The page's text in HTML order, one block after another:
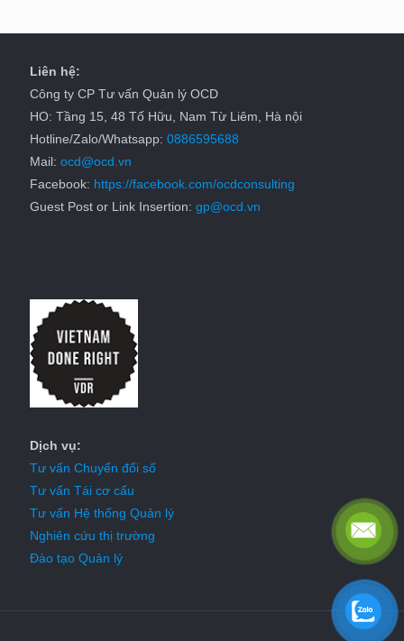
Liên hệ:
Công ty CP Tư vấn Quản lý OCD
HO: Tầng 15, 48 Tố Hữu, Nam Từ Liêm, Hà nội
Hotline/Zalo/Whatsapp: 0886595688
Mail: ocd@ocd.vn
Facebook: https://facebook.com/ocdconsulting
Guest Post or Link Insertion: gp@ocd.vn
Dịch vụ:
Tư vấn Chuyển đổi số
Tư vấn Tái cơ cấu
Tư vấn Hệ thống Quản lý
Nghiên cứu thị trường
Đào tạo Quản lý